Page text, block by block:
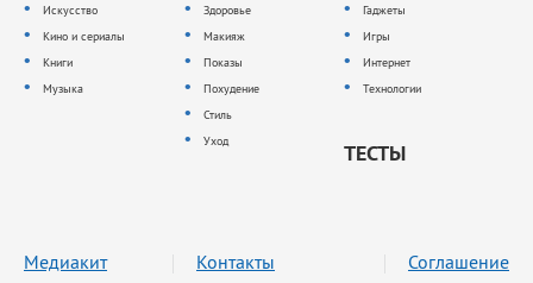
Искусство
Кино и сериалы
Книги
Музыка
Здоровье
Макияж
Показы
Похудение
Стиль
Уход
Гаджеты
Игры
Интернет
Технологии
ТЕСТЫ
Медиакит Контакты Соглашение